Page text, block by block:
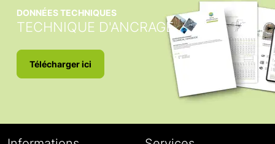
DONNÉES TECHNIQUES
TECHNIQUE D'ANCRAGE
Télécharger ici